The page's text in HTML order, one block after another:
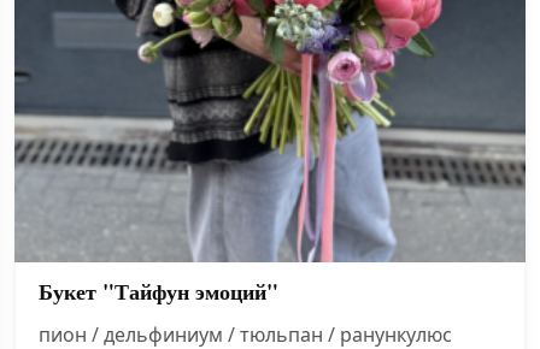
Букет "Тайфун эмоций"
пион / дельфиниум / тюльпан / ранункулюс